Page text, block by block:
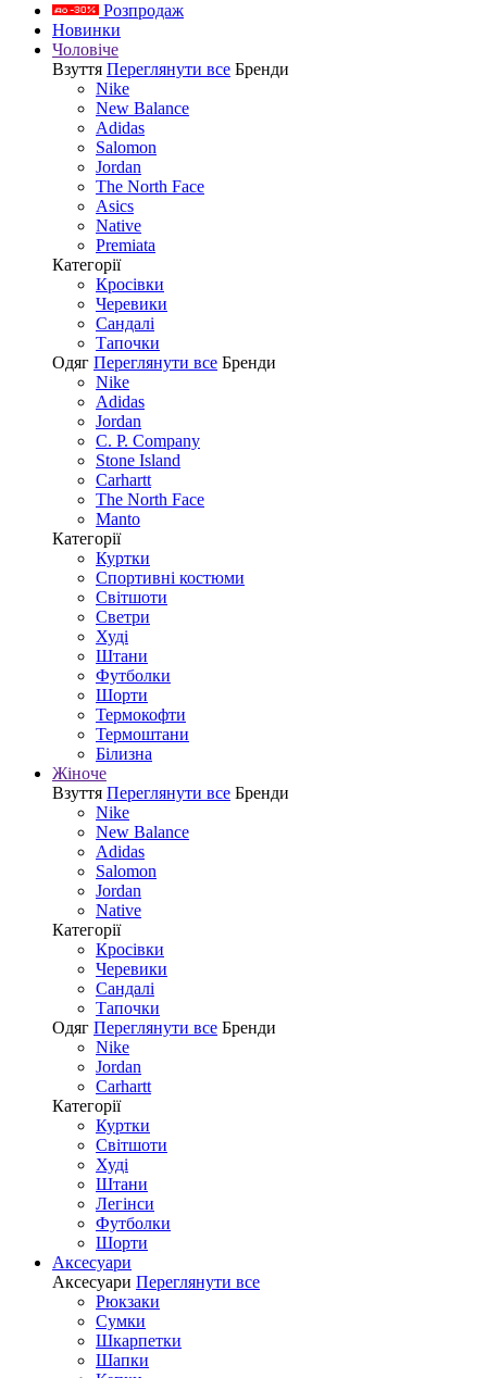
Розпродаж
Новинки
Чоловіче
Взуття Переглянути все Бренди
Nike
New Balance
Adidas
Salomon
Jordan
The North Face
Asics
Native
Premiata
Категорії
Кросівки
Черевики
Сандалі
Tапочки
Одяг Переглянути все Бренди
Nike
Adidas
Jordan
C. P. Company
Stone Island
Carhartt
The North Face
Manto
Категорії
Куртки
Спортивні костюми
Світшоти
Светри
Худі
Штани
Футболки
Шорти
Термокофти
Термоштани
Білизна
Жіноче
Взуття Переглянути все Бренди
Nike
New Balance
Adidas
Salomon
Jordan
Native
Категорії
Кросівки
Черевики
Сандалі
Tапочки
Одяг Переглянути все Бренди
Nike
Jordan
Carhartt
Категорії
Куртки
Світшоти
Худі
Штани
Легінси
Футболки
Шорти
Аксесуари
Аксесуари Переглянути все
Рюкзаки
Сумки
Шкарпетки
Шапки